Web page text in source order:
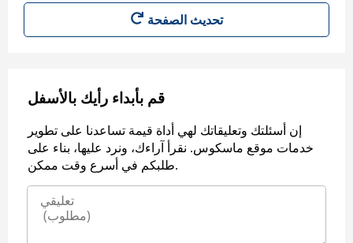
تحديث الصفحة
قم بأبداء رأيك بالأسفل
إن أسئلتك وتعليقاتك لهي أداة قيمة تساعدنا على تطوير
خدمات موقع ماسكوس. نقرأ آراءك، ونرد عليها، بناء على
طلبكم في أسرع وقت ممكن.